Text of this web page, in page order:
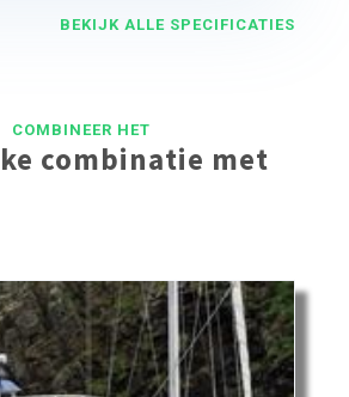
BEKIJK ALLE SPECIFICATIES
COMBINEER HET
combinatie met